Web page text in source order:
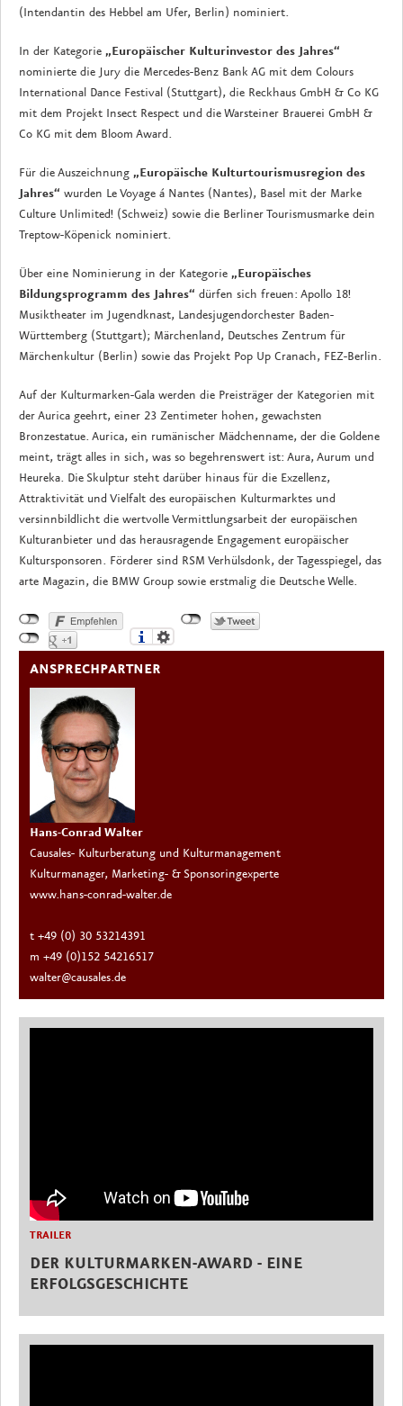
(Intendantin des Hebbel am Ufer, Berlin) nominiert.
In der Kategorie „Europäischer Kulturinvestor des Jahres“
nominierte die Jury die Mercedes-Benz Bank AG mit dem Colours
International Dance Festival (Stuttgart), die Reckhaus GmbH & Co KG
mit dem Projekt Insect Respect und die Warsteiner Brauerei GmbH &
Co KG mit dem Bloom Award.
Für die Auszeichnung „Europäische Kulturtourismusregion des
Jahres“ wurden Le Voyage á Nantes (Nantes), Basel mit der Marke
Culture Unlimited! (Schweiz) sowie die Berliner Tourismusmarke dein
Treptow-Köpenick nominiert.
Über eine Nominierung in der Kategorie „Europäisches
Bildungsprogramm des Jahres“ dürfen sich freuen: Apollo 18!
Musiktheater im Jugendknast, Landesjugendorchester Baden-
Württemberg (Stuttgart); Märchenland, Deutsches Zentrum für
Märchenkultur (Berlin) sowie das Projekt Pop Up Cranach, FEZ-Berlin.
Auf der Kulturmarken-Gala werden die Preisträger der Kategorien mit
der Aurica geehrt, einer 23 Zentimeter hohen, gewachsten
Bronzestatue. Aurica, ein rumänischer Mädchenname, der die Goldene
meint, trägt alles in sich, was so begehrenswert ist: Aura, Aurum und
Heureka. Die Skulptur steht darüber hinaus für die Exzellenz,
Attraktivität und Vielfalt des europäischen Kulturmarktes und
versinnbildlicht die wertvolle Vermittlungsarbeit der europäischen
Kulturanbieter und das herausragende Engagement europäischer
Kultursponsoren. Förderer sind RSM Verhülsdonk, der Tagesspiegel, das
arte Magazin, die BMW Group sowie erstmalig die Deutsche Welle.
ANSPRECHPARTNER
Hans-Conrad Walter
Causales- Kulturberatung und Kulturmanagement
Kulturmanager, Marketing- & Sponsoringexperte
www.hans-conrad-walter.de
t +49 (0) 30 53214391
m +49 (0)152 54216517
walter@causales.de
TRAILER
DER KULTURMARKEN-AWARD - EINE
ERFOLGSGESCHICHTE